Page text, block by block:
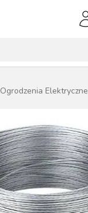
Ogrodzenia Elektryczne